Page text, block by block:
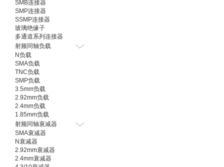
SMB连接器
SMP连接器
SSMP连接器
玻璃绝缘子
多通道系列连接器
射频同轴负载
N负载
SMA负载
TNC负载
SMP负载
3.5mm负载
2.92mm负载
2.4mm负载
1.85mm负载
射频同轴衰减器
SMA衰减器
N衰减器
2.92mm衰减器
2.4mm衰减器